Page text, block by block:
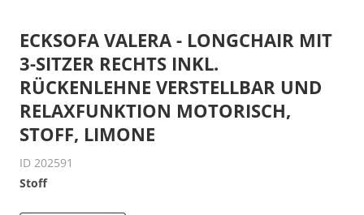
ECKSOFA VALERA - LONGCHAIR MIT
3-SITZER RECHTS INKL.
RÜCKENLEHNE VERSTELLBAR UND
RELAXFUNKTION MOTORISCH,
STOFF, LIMONE
ID 202591
Stoff